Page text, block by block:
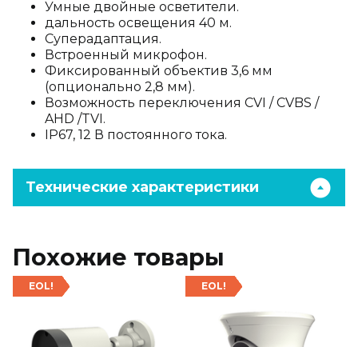
Умные двойные осветители.
дальность освещения 40 м.
Суперадаптация.
Встроенный микрофон.
Фиксированный объектив 3,6 мм
(опционально 2,8 мм).
Возможность переключения CVI / CVBS /
AHD /TVI.
IP67, 12 В постоянного тока.
Технические характеристики
Похожие товары
EOL! EOL!